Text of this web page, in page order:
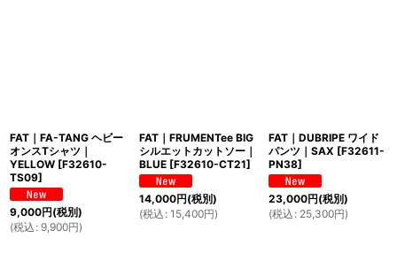
FAT｜FA-TANG ヘビー
オンスTシャツ｜
YELLOW [F32610-
TS09]
9,000円(税別)
(税込 : 9,900円)
FAT｜FRUMENTee BIG
シルエットカットソー｜
BLUE [F32610-CT21]
14,000円(税別)
(税込 : 15,400円)
FAT｜DUBRIPE ワイド
パンツ｜SAX [F32611-
PN38]
23,000円(税別)
(税込 : 25,300円)